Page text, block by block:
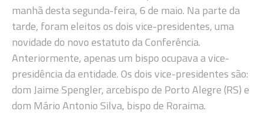
manhã desta segunda-feira, 6 de maio. Na parte da
tarde, foram eleitos os dois vice-presidentes, uma
novidade do novo estatuto da Conferência.
Anteriormente, apenas um bispo ocupava a vice-
presidência da entidade. Os dois vice-presidentes são:
dom Jaime Spengler, arcebispo de Porto Alegre (RS) e
dom Mário Antonio Silva, bispo de Roraima.